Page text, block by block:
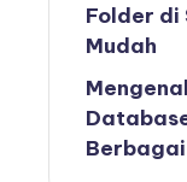
Folder di
Mudah